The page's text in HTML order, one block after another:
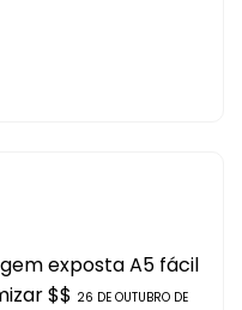
exposta A5 fácil
$$ 26 DE OUTUBRO DE